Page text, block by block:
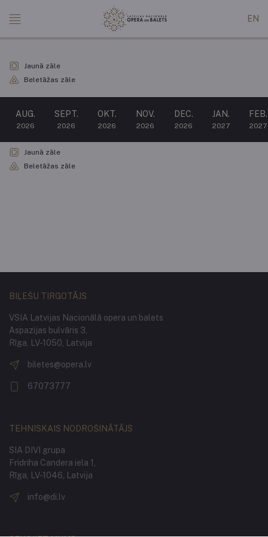
EN
Jaunā zāle
Beletāžas zāle
AUG.
2026
SEPT.
2026
OKT.
2026
NOV.
2026
DEC.
2026
JAN.
2027
FEB.
2027
Jaunā zāle
Beletāžas zāle
BIĻEŠU TIRGOTĀJS
VSIA Latvijas Nacionālā opera un balets
Aspazijas bulvāris 3,
Rīga, LV-1050, Latvija
biletes@opera.lv
67073777
TEHNISKAIS NODROŠINĀTĀJS
SIA DIVI grupa
Fridriha Candera iela 1,
Rīga, LV-1046, Latvija
info@di.lv